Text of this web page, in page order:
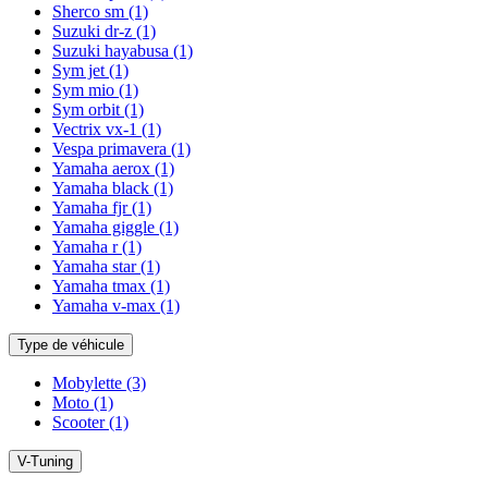
Sherco sm (1)
Suzuki dr-z (1)
Suzuki hayabusa (1)
Sym jet (1)
Sym mio (1)
Sym orbit (1)
Vectrix vx-1 (1)
Vespa primavera (1)
Yamaha aerox (1)
Yamaha black (1)
Yamaha fjr(1)
Yamaha giggle (1)
Yamaha r(1)
Yamaha star(1)
Yamaha tmax (1)
Yamaha v-max (1)
Type de véhicule
Mobylette (3)
Moto (1)
Scooter(1)
V-Tuning